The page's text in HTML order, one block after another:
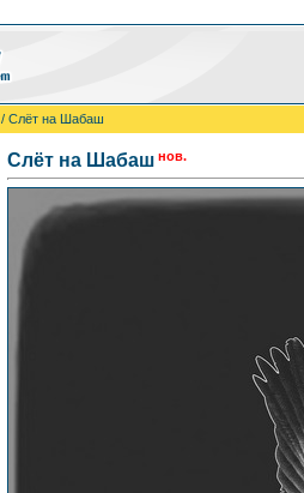
/ Слёт на Шабаш
Слёт на Шабаш нов.